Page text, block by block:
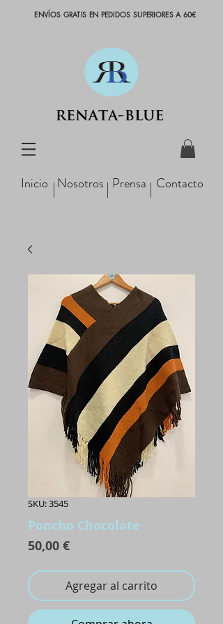
ENVÍOS GRATIS EN PEDIDOS SUPERIORES A 60€
Inicio Nosotros Prensa Contacto
SKU: 3545
Poncho Chocolate
50,00 €Precio
Agregar al carrito